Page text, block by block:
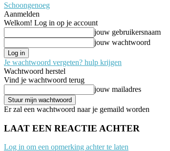
Schoongenoeg
Aanmelden
Welkom! Log in op je account
jouw gebruikersnaam
jouw wachtwoord
Je wachtwoord vergeten? hulp krijgen
Wachtwoord herstel
Vind je wachtwoord terug
jouw mailadres
Er zal een wachtwoord naar je gemaild worden
LAAT EEN REACTIE ACHTER
Log in om een opmerking achter te laten